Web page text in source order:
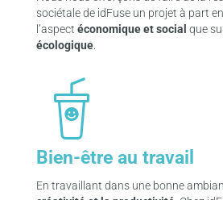
sociétale de idFuse un projet à part
l’aspect économique et social que
écologique.
Bien-être au travail
En travaillant dans une bonne